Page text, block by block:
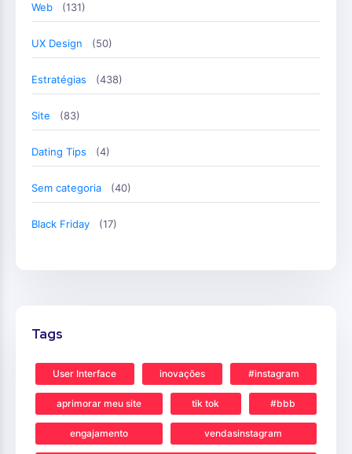
Web (131)
UX Design (50)
Estratégias (438)
Site (83)
Dating Tips (4)
Sem categoria (40)
Black Friday (17)
Tags
User Interface inovações #instagram
aprimorar meu site tik tok #bbb
engajamento vendasinstagram